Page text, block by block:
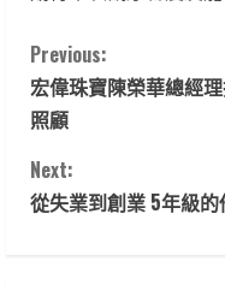
C
o
n
t
Previous:
宏偉珠寶陳榮華總經
照顧
Next:
從失業到創業 5年級